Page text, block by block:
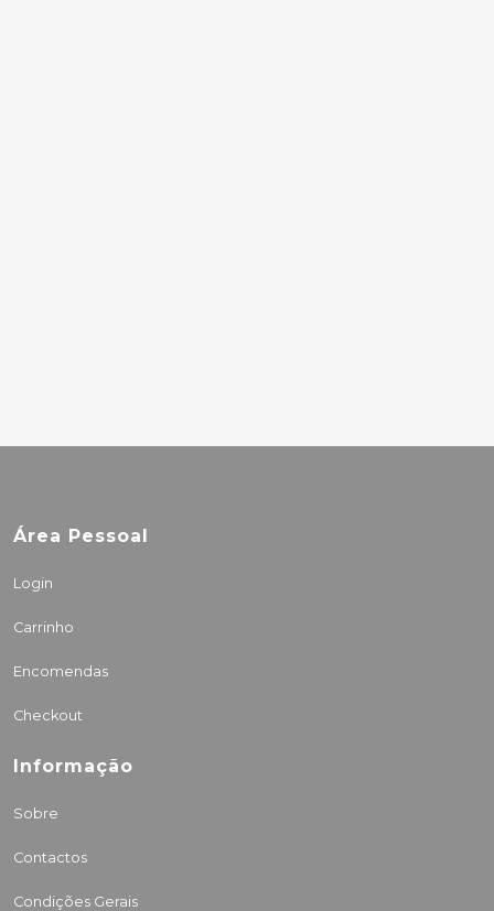
Área Pessoal
Login
Carrinho
Encomendas
Checkout
Informação
Sobre
Contactos
Condições Gerais